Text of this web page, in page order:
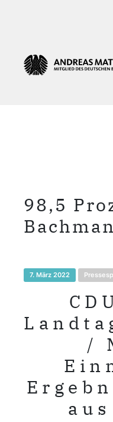
98,5
7. März 2022
/